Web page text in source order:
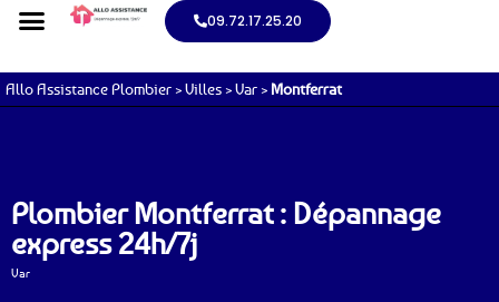
09.72.17.25.20
Allo Assistance Plombier >Villes >Var > Montferrat
Plombier Montferrat : Dépannage
express 24h/7j
Var